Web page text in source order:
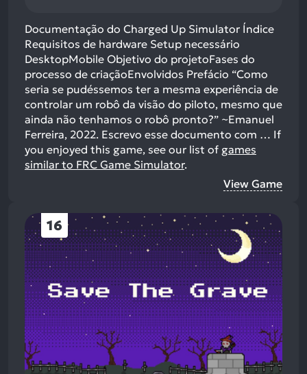
Documentação do Charged Up Simulator Índice
Requisitos de hardware Setup necessário
DesktopMobile Objetivo do projetoFases do
processo de criaçãoEnvolvidos Prefácio “Como
seria se pudéssemos ter a mesma experiência de
controlar um robô da visão do piloto, mesmo que
ainda não tenhamos o robô pronto?” ~Emanuel
Ferreira, 2022. Escrevo esse documento com … If
you enjoyed this game, see our list of games
similar to FRC Game Simulator.
View Game
16